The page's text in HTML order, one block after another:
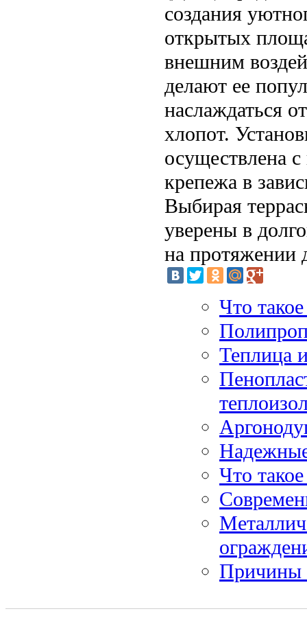
создания
открытых
внешним
делают ее
наслаждаться
хлопот.
осуществлена
крепежа в
Выбирая
уверены в
на протяжении
Что
Теплица
Что
Причины